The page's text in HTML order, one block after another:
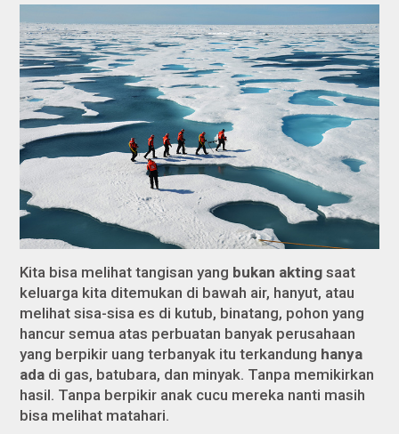
Kita bisa melihat tangisan yang bukan aktingsaat
keluarga kita ditemukan di bawah air, hanyut, atau
melihat sisa-sisa es di kutub, binatang, pohon yang
hancur semua atas perbuatan banyak perusahaan
yang berpikir uang terbanyak itu terkandung hanya
ada di gas, batubara, dan minyak. Tanpa memikirkan
hasil. Tanpa berpikir anak cucu mereka nanti masih
bisa melihat matahari.